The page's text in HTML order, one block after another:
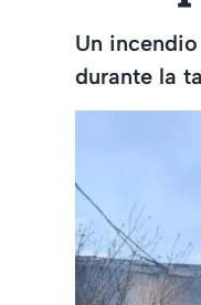
Un
durante la